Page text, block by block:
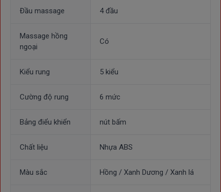
Đầu massage 4 đầu
Massage hồng
ngoại
Có
Kiểu rung 5 kiểu
Cường độ rung 6 mức
Bảng điểu khiển nút bấm
Chất liệu Nhựa ABS
Màu sắc Hồng / Xanh Dương / Xanh lá